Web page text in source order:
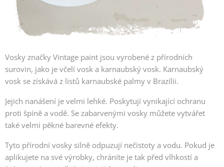
Vosky značky Vintage paint jsou vyrobené z přírodních
surovin, jako je včelí vosk a karnaubský vosk. Karnaubský
vosk se získává z listů karnaubské palmy v Brazílii.
Jejich nanášení je velmi lehké. Poskytují vynikající ochranu
proti špíně a vodě. Se zabarvenými vosky můžete vytvářet
také velmi pěkné barevné efekty.
Tyto přírodní vosky silně odpuzují nečistoty a vodu. Pokud je
aplikujete na své výrobky, chráníte je tak před vlhkostí a